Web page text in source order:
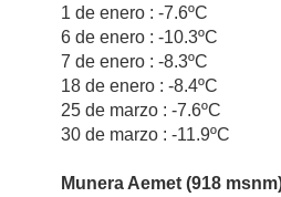
1 de enero : -7.6ºC
6 de enero : -10.3ºC
7 de enero : -8.3ºC
18 de enero : -8.4ºC
25 de marzo : -7.6ºC
30 de marzo : -11.9ºC
Munera Aemet (918